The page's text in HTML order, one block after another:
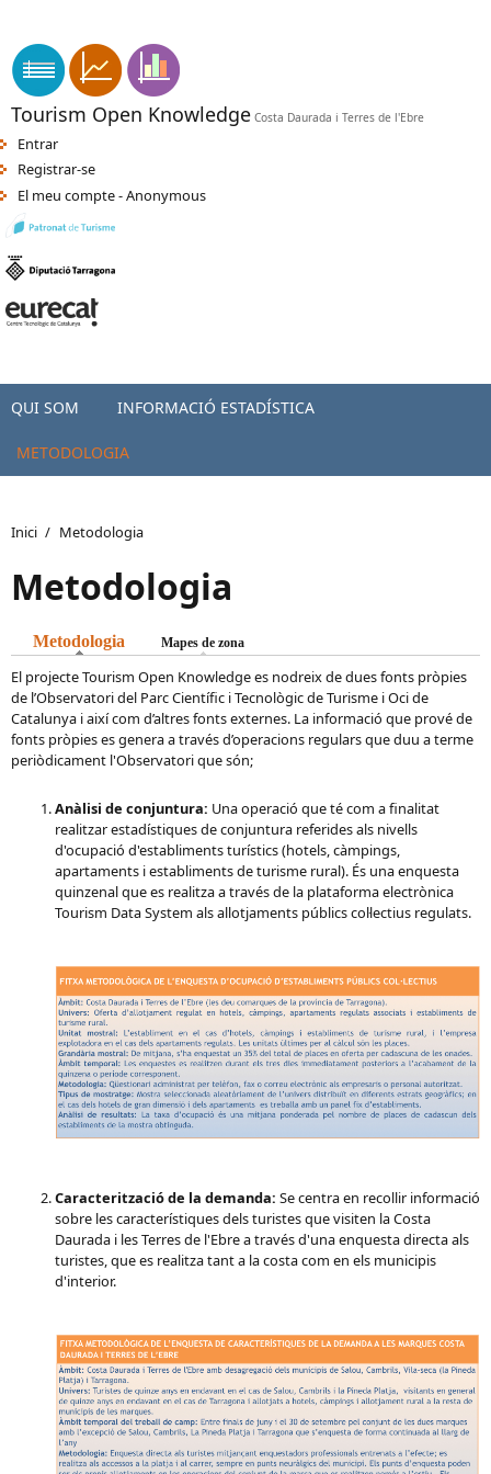
Tourism Open Knowledge Costa Daurada i Terres de l'Ebre
Entrar
Registrar-se
El meu compte - Anonymous
QUI SOM INFORMACIÓ ESTADÍSTICA
METODOLOGIA
Inici / Metodologia
Metodologia
Metodologia (pestanya activa)
Mapes de zona
El projecte Tourism Open Knowledge es nodreix de dues fonts pròpies
de l’Observatori del Parc Científic i Tecnològic de Turisme i Oci de
Catalunya i així com d’altres fonts externes. La informació que prové de
fonts pròpies es genera a través d’operacions regulars que duu a terme
periòdicament l'Observatori que són;
Anàlisi de conjuntura: Una operació que té com a finalitat
realitzar estadístiques de conjuntura referides als nivells
d'ocupació d'establiments turístics (hotels, càmpings,
apartaments i establiments de turisme rural). És una enquesta
quinzenal que es realitza a través de la plataforma electrònica
Tourism Data System als allotjaments públics col·lectius regulats.
Caracterització de la demanda: Se centra en recollir informació
sobre les característiques dels turistes que visiten la Costa
Daurada i les Terres de l'Ebre a través d'una enquesta directa als
turistes, que es realitza tant a la costa com en els municipis
d'interior.